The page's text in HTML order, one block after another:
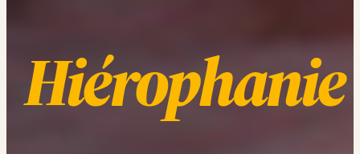
Hiérophanie